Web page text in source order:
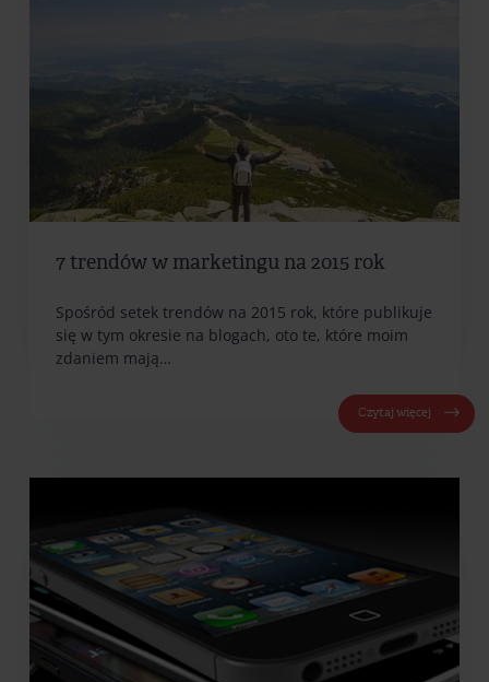
7 trendów w marketingu na 2015 rok
Spośród setek trendów na 2015 rok, które publikuje
się w tym okresie na blogach, oto te, które moim
zdaniem mają…
Czytaj więcej